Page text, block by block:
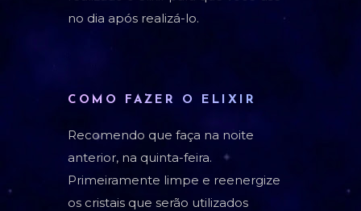
no dia após realizá-lo.
COMO FAZER O ELIXIR
Recomendo que faça na noite
anterior, na quinta-feira.
Primeiramente limpe e reenergize
os cristais que serão utilizados